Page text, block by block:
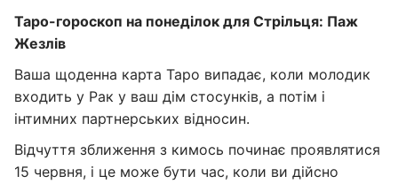
Таро-гороскоп на понеділок для Стрільця: Паж
Жезлів
Ваша щоденна карта Таро випадає, коли молодик
входить у Рак у ваш дім стосунків, а потім і
інтимних партнерських відносин.
Відчуття зближення з кимось починає проявлятися
15 червня, і це може бути час, коли ви дійсно